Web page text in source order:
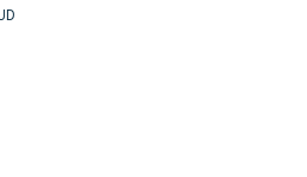
OUVERTE
fluides. Le salon, aux tons
canapé d’angle face à la